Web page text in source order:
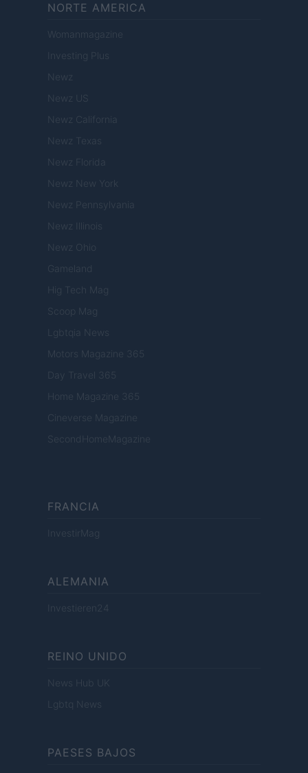
NORTE AMERICA
Womanmagazine
Investing Plus
Newz
Newz US
Newz California
Newz Texas
Newz Florida
Newz New York
Newz Pennsylvania
Newz Illinois
Newz Ohio
Gameland
Hig Tech Mag
Scoop Mag
Lgbtqia News
Motors Magazine 365
Day Travel 365
Home Magazine 365
Cineverse Magazine
SecondHomeMagazine
FRANCIA
InvestirMag
ALEMANIA
Investieren24
REINO UNIDO
News Hub UK
Lgbtq News
PAESES BAJOS